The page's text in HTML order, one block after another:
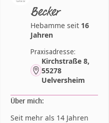
Becker
Hebamme seit 16
Jahren
Praxisadresse:
Kirchstraße 8,
55278
Uelversheim
Über mich:
Seit mehr als 14 Jahren